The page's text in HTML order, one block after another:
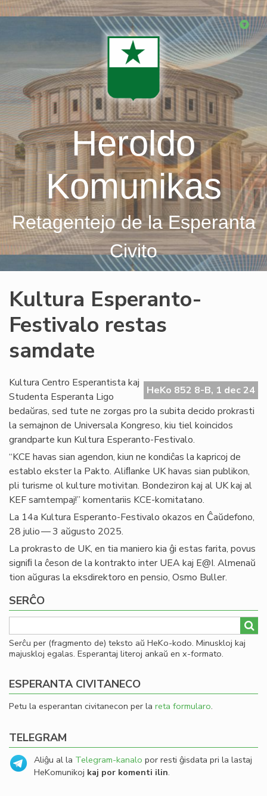
Skip
Heroldo
Komunikas
Retagentejo de la Esperanta
Civito
Kultura Esperanto-
Festivalo restas
samdate
HeKo 852 8-B, 1 dec 24
Kultura Centro Esperantista kaj
Studenta Esperanta Ligo
bedaŭras, sed tute ne zorgas pro la subita decido prokrasti
la semajnon de Universala Kongreso, kiu tiel koincidos
grandparte kun Kultura Esperanto-Festivalo.
“KCE havas sian agendon, kiun ne kondiĉas la kapricoj de
establo ekster la Pakto. Aliﬂanke UK havas sian publikon,
pli turisme ol kulture motivitan. Bondeziron kaj al UK kaj al
KEF samtempaj!” komentariis KCE-komitatano.
La 14a Kultura Esperanto-Festivalo okazos en Ĉaŭdefono,
28 julio — 3 aŭgusto 2025.
La prokrasto de UK, en tia maniero kia ĝi estas farita, povus
signiﬁ la ĉeson de la kontrakto inter UEA kaj E@I. Almenaŭ
tion aŭguras la eksdirektoro en pensio, Osmo Buller.
SERĈO
Serĉu per (fragmento de) teksto aŭ HeKo-kodo. Minuskloj kaj
majuskloj egalas. Esperantaj literoj ankaŭ en x-formato.
ESPERANTA CIVITANECO
Petu la esperantan civitanecon per la reta formularo.
TELEGRAM
Aliĝu al la Telegram-kanalo por resti ĝisdata pri la lastaj
HeKomunikoj kaj por komenti ilin.